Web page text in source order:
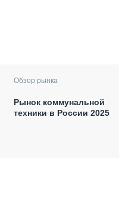
Обзор рынка
Рынок коммунальной
техники в России 2025